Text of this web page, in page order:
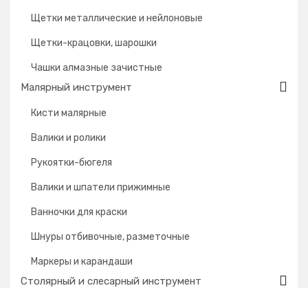
Щетки металлические и нейлоновые
Щетки-крацовки, шарошки
Чашки алмазные зачистные
Малярный инструмент
Кисти малярные
Валики и ролики
Рукоятки-бюгеля
Валики и шпатели прижимные
Ванночки для краски
Шнуры отбивочные, разметочные
Маркеры и карандаши
Столярный и слесарный инструмент